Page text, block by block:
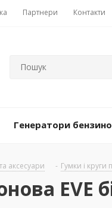
Партнери Контакти
Генератори
аксесуари - Гумки і круги
EVE